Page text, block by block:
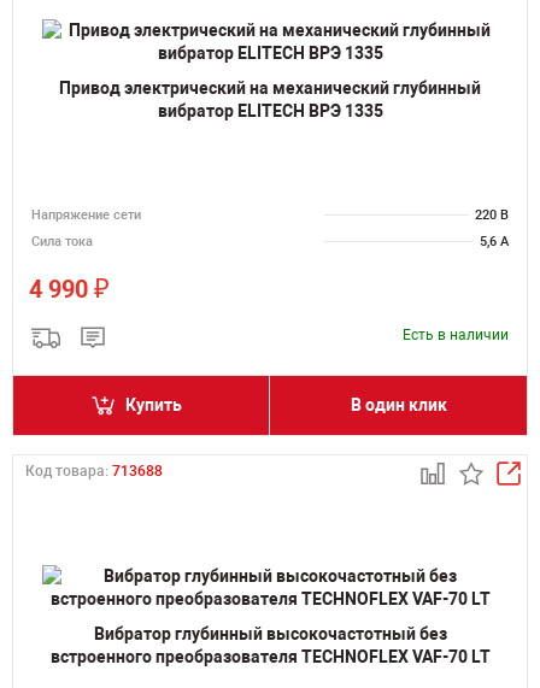
Привод электрический на механический глубинный
вибратор ELITECH ВРЭ 1335
Напряжение сети
220 В
Сила тока
5,6 А
4 990 ₽
Есть в наличии
Купить В один клик
Код товара: 713688
Вибратор глубинный высокочастотный без
встроенного преобразователя TECHNOFLEX VAF-70 LT